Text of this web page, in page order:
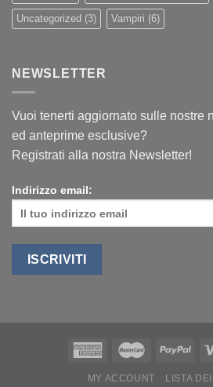
Uncategorized (3) Vampiri (6)
NEWSLETTER
Vuoi tenerti aggiornato sulle nostre
ed anteprime esclusive?
Registrati alla nostra Newsletter!
Indirizzo email:
MY ACCOUNT LISTA